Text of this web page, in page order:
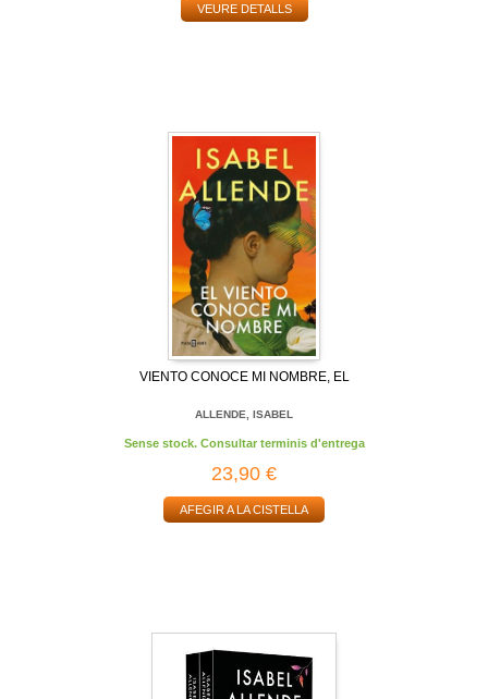
VEURE DETALLS
VIENTO CONOCE MI NOMBRE, EL
ALLENDE, ISABEL
Sense stock. Consultar terminis d'entrega
23,90 €
AFEGIR A LA CISTELLA